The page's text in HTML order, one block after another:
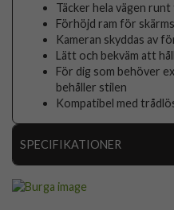
Täcker hela vägen
Förhöjd ram för
Kameran skyddas av
Lätt och bekväm att
För dig som behöver
behåller stilen
Kompatibel med
SPECIFIKATIONER